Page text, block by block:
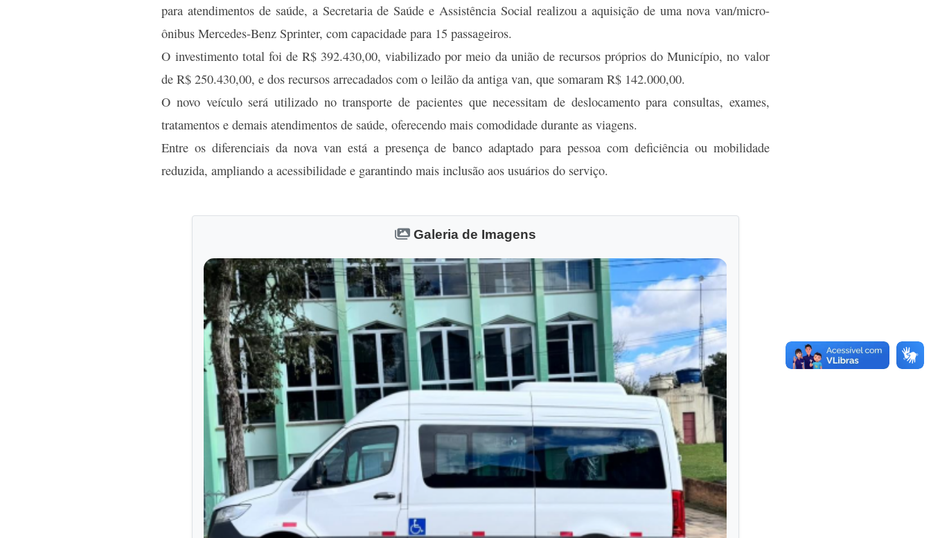
para atendimentos de saúde, a Secretaria de Saúde e Assistência Social realizou a aquisição de uma nova van/micro-
ônibus Mercedes-Benz Sprinter, com capacidade para 15 passageiros.
O investimento total foi de R$ 392.430,00, viabilizado por meio da união de recursos próprios do Município, no valor
de R$ 250.430,00, e dos recursos arrecadados com o leilão da antiga van, que somaram R$ 142.000,00.
O novo veículo será utilizado no transporte de pacientes que necessitam de deslocamento para consultas, exames,
tratamentos e demais atendimentos de saúde, oferecendo mais comodidade durante as viagens.
Entre os diferenciais da nova van está a presença de banco adaptado para pessoa com deficiência ou mobilidade
reduzida, ampliando a acessibilidade e garantindo mais inclusão aos usuários do serviço.
Galeria de Imagens